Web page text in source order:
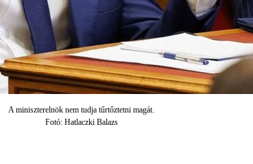
A miniszterelnök nem tudja tűrtőztetni magát.
Fotó: Hatlaczki Balazs